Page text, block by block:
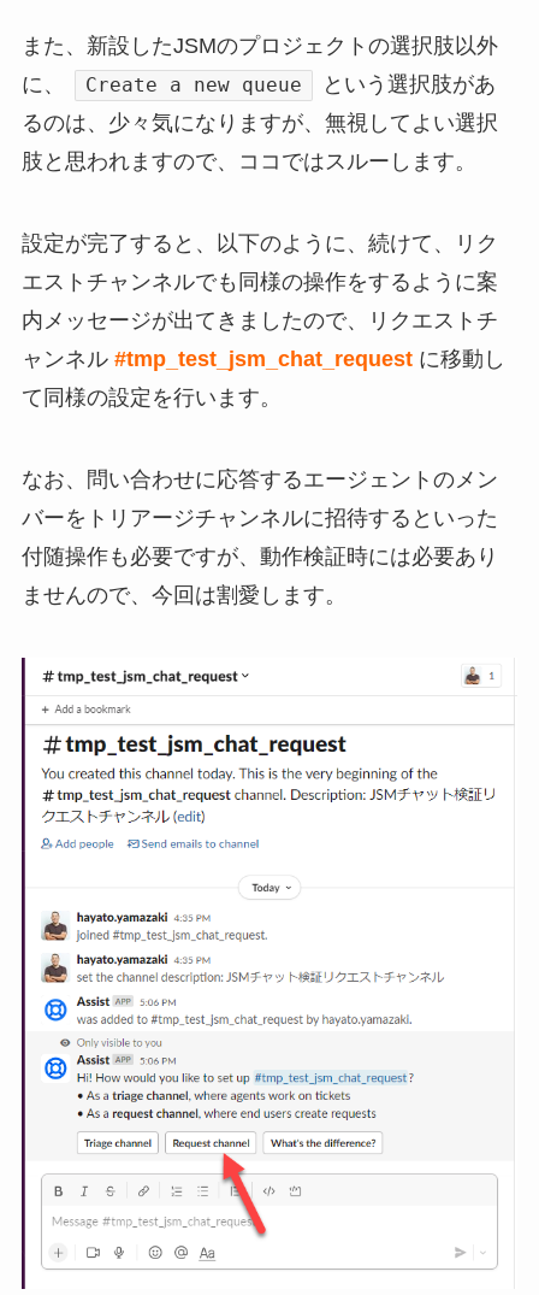
また、新設したJSMのプロジェクトの選択肢以外
に、
Create a new queue
という選択肢があ
るのは、少々気になりますが、無視してよい選択
肢と思われますので、ココではスルーします。
設定が完了すると、以下のように、続けて、リク
エストチャンネルでも同様の操作をするように案
内メッセージが出てきましたので、リクエストチ
ャンネル #tmp_test_jsm_chat_request に移動し
て同様の設定を行います。
なお、問い合わせに応答するエージェントのメン
バーをトリアージチャンネルに招待するといった
付随操作も必要ですが、動作検証時には必要あり
ませんので、今回は割愛します。